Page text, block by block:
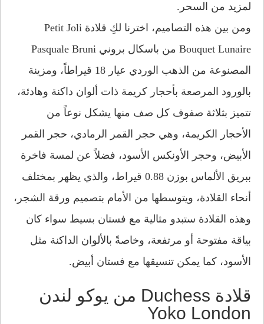
لمزيد من السحر.
ومن بين هذه التصاميم، اخترنا لكِ قلادة Petit Joli
Bouquet Lunaire من باسكال بروني Pasquale Bruni
المصنوعة من الذهب الوردي عيار 18 قيراطاً، ومزينة
بالورود المرصعة بأحجار كريمة ذات ألوان داكنة وهادئة،
تتميز بثلاثة صفوف كل صف منها يشكل نوعاً من
الأحجار الكريمة، وهي حجر القمر الرمادي، حجر القمر
الأبيض، وحجر الأونكس الأسود، فضلاً عن لمسة فاخرة
ببريق الألماس بوزن 0.88 قيراط، والذي يظهر بمختلف
أنحاء القلادة، ويتوسطها من الأمام بتصميم ورقة الشجر،
وهذه القلادة ستبدو مثالية مع فستان بسيط سواء كان
بياقة مفتوحة أو مرتفعة، وخاصةً بالألوان الداكنة مثل
الأسود، كما يمكن تنسيقها مع فستان أبيض.
قلادة Duchess من يوكو لندن
Yoko London